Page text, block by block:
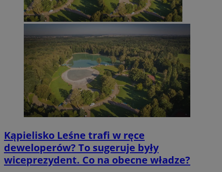
Kąpielisko Leśne trafi w ręce
deweloperów? To sugeruje były
wiceprezydent. Co na obecne władze?